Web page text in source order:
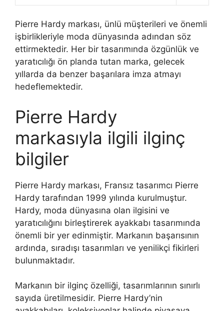
Pierre Hardy markası, ünlü müşterileri ve önemli
işbirlikleriyle moda dünyasında adından söz
ettirmektedir. Her bir tasarımında özgünlük ve
yaratıcılığı ön planda tutan marka, gelecek
yıllarda da benzer başarılara imza atmayı
hedeflemektedir.
Pierre Hardy
markasıyla ilgili ilginç
bilgiler
Pierre Hardy markası, Fransız tasarımcı Pierre
Hardy tarafından 1999 yılında kurulmuştur.
Hardy, moda dünyasına olan ilgisini ve
yaratıcılığını birleştirerek ayakkabı tasarımında
önemli bir yer edinmiştir. Markanın başarısının
ardında, sıradışı tasarımları ve yenilikçi fikirleri
bulunmaktadır.
Markanın bir ilginç özelliği, tasarımlarının sınırlı
sayıda üretilmesidir. Pierre Hardy’nin